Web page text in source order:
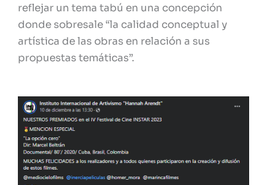
reflejar un tema tabú en una concepción
donde sobresale “la calidad conceptual y
artística de las obras en relación a sus
propuestas temáticas”.